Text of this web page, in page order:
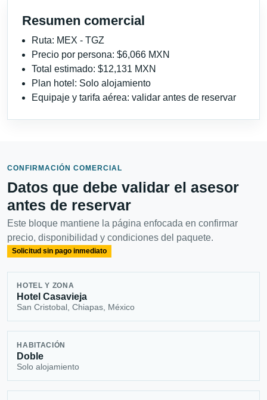
Resumen comercial
Ruta: MEX - TGZ
Precio por persona: $6,066 MXN
Total estimado: $12,131 MXN
Plan hotel: Solo alojamiento
Equipaje y tarifa aérea: validar antes de reservar
CONFIRMACIÓN COMERCIAL
Datos que debe validar el asesor
antes de reservar
Este bloque mantiene la página enfocada en confirmar
precio, disponibilidad y condiciones del paquete.
Solicitud sin pago inmediato
HOTEL Y ZONA
Hotel Casavieja
San Cristobal, Chiapas, México
HABITACIÓN
Doble
Solo alojamiento